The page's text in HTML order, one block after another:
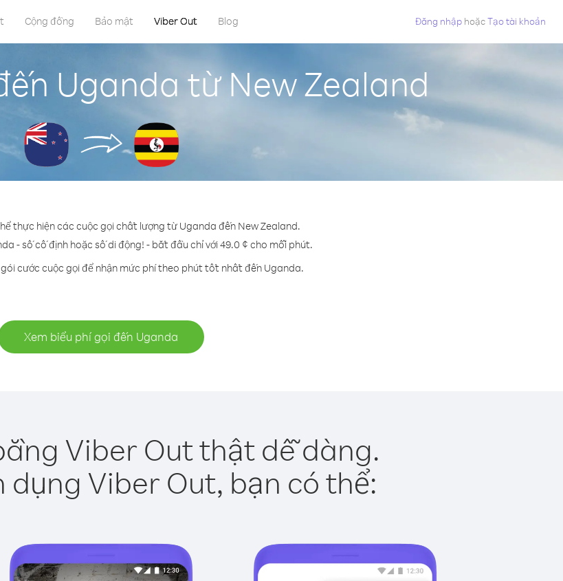
Cộng đồng Bảo mật Viber Out Blog Đăng nhập hoặcTạo tài khoản
Uganda từ New Zealand
thực hiện các cuộc gọi chất lượng từ Uganda đến New Zealand.
- số cố định hoặc số di động! - bắt đầu chỉ với 49.0 ¢ cho mỗi phút.
cước cuộc gọi để nhận mức phí theo phút tốt nhất đến Uganda.
Xem biểu phí gọi đến Uganda
Viber Out thật dễ dàng.
dụng Viber Out, bạn có thể: